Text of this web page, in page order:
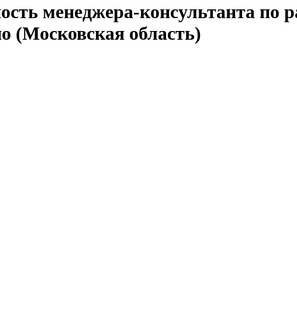
менеджера-консультанта по
(Московская область)